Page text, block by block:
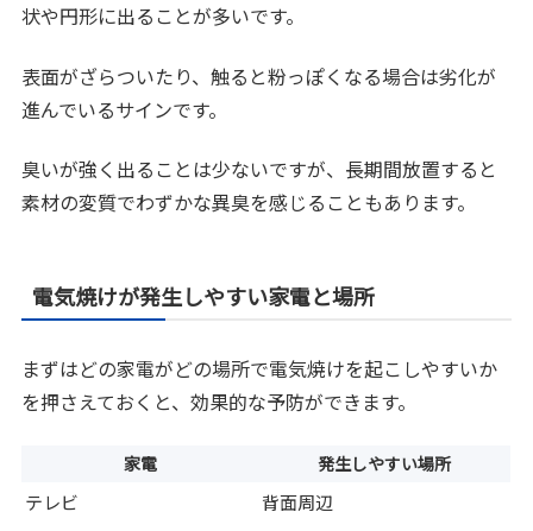
状や円形に出ることが多いです。
表面がざらついたり、触ると粉っぽくなる場合は劣化が
進んでいるサインです。
臭いが強く出ることは少ないですが、長期間放置すると
素材の変質でわずかな異臭を感じることもあります。
電気焼けが発生しやすい家電と場所
まずはどの家電がどの場所で電気焼けを起こしやすいか
を押さえておくと、効果的な予防ができます。
家電 発生しやすい場所
テレビ
背面周辺